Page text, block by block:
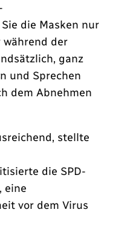
die Masken nur
der
ganz
und Sprechen
dem Abnehmen
stellte
die SPD-
eine
vor dem Virus